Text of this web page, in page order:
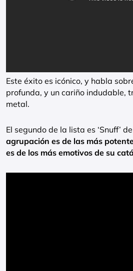
Este éxito es icónico, y habla
profunda, y un cariño indudable,
metal.
El segundo de la lista es ‘Snuff’
agrupación es de las más
es de los más emotivos de su